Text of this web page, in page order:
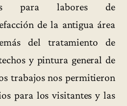
para labores de
de la antigua área
del tratamiento de
y pintura general de
trabajos nos permitieron
para los visitantes y las